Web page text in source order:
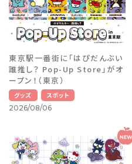
東京駅一番街に「はぴだんぶい
誰推し？ Pop-Up Store」がオ
ープン！（東京）
グッズ
スポット
2026/08/06